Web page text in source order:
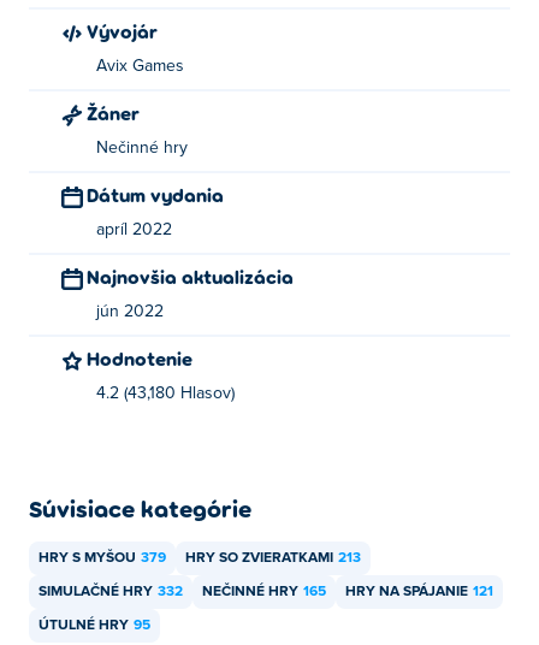
Vývojár
Avix Games
Žáner
Nečinné hry
Dátum vydania
apríl 2022
Najnovšia aktualizácia
jún 2022
Hodnotenie
4.2 (43,180 Hlasov)
Súvisiace kategórie
HRY S MYŠOU 379 HRY SO ZVIERATKAMI 213
SIMULAČNÉ HRY 332 NEČINNÉ HRY 165 HRY NA SPÁJANIE 121
ÚTULNÉ HRY 95